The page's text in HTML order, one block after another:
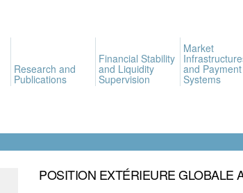
Research and
Publications
Financial Stability
and Liquidity
Supervision
Market
and Payment
Systems
POSITION EXTÉRIEURE GLOBALE